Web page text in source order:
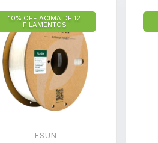
10% OFF ACIMA DE 12
FILAMENTOS
ESUN